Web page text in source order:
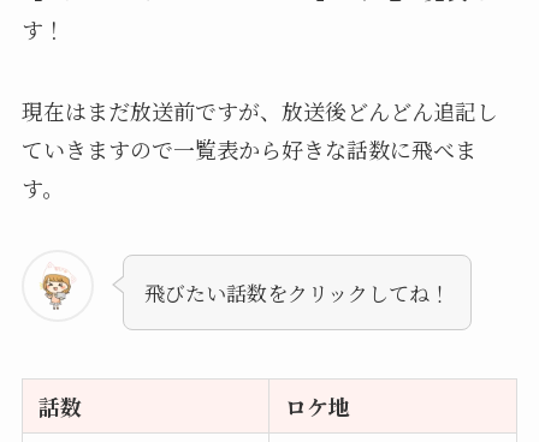
す！
現在はまだ放送前ですが、放送後どんどん追記し
ていきますので一覧表から好きな話数に飛べま
す。
飛びたい話数をクリックしてね！
話数
ロケ地